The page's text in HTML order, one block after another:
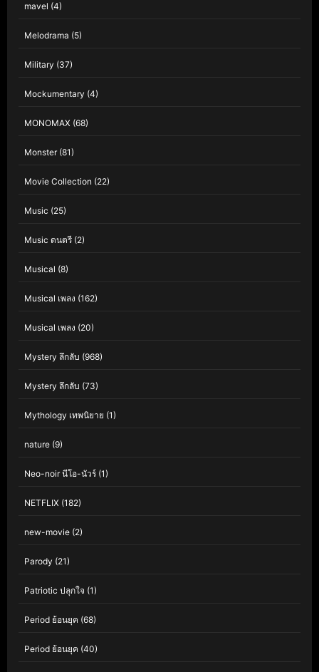
mavel (4)
Melodrama (5)
Military (37)
Mockumentary (4)
MONOMAX (68)
Monster(81)
Movie Collection (22)
Music (25)
Music ดนตรี (2)
Musical (8)
Musical เพลง (162)
Musical เพลง (20)
Mystery ลึกลับ (968)
Mystery ลึกลับ (73)
Mythology เทพนิยาย (1)
nature (9)
Neo-noir นีโอ-นัวร์ (1)
NETFLIX (182)
new-movie (2)
Parody (21)
Patriotic ปลุกใจ (1)
Period ย้อนยุค (68)
Period ย้อนยุค (40)